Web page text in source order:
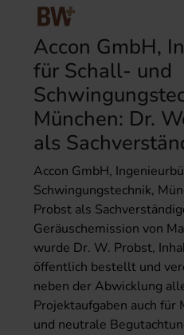
Accon GmbH,
für Schall- und
München: Dr.
als
Accon GmbH,
Schwingungstechnik,
Probst als
Geräuschemission von
wurde Dr. W. Probst,
öffentlich bestellt und
neben der Abwicklung
Projektaufgaben auch für
und neutrale